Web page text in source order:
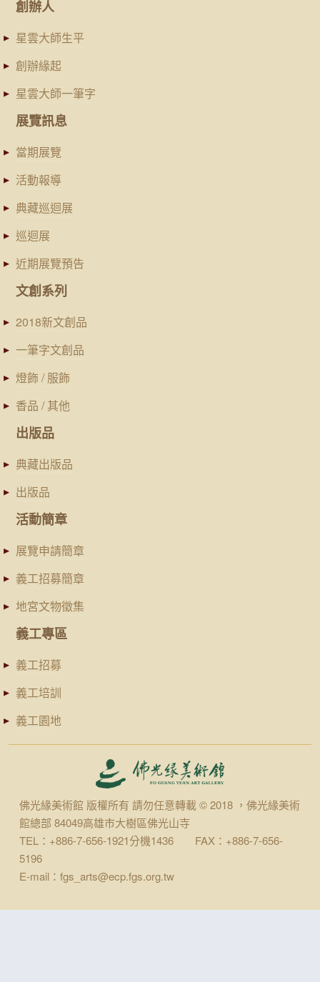
創辦人
星雲大師生平
創辦緣起
星雲大師一筆字
展覽訊息
當期展覽
活動報導
典藏巡迴展
巡迴展
近期展覽預告
文創系列
2018新文創品
一筆字文創品
燈飾 / 服飾
香品 / 其他
出版品
典藏出版品
出版品
活動簡章
展覽申請簡章
義工招募簡章
地宮文物徵集
義工專區
義工招募
義工培訓
義工園地
佛光緣美術館 版權所有 請勿任意轉載 © 2018 ，佛光緣美術
館總部 84049高雄市大樹區佛光山寺
TEL：+886-7-656-1921分機1436 FAX：+886-7-656-
5196
E-mail：fgs_arts@ecp.fgs.org.tw